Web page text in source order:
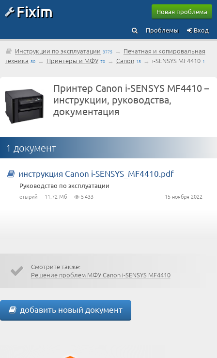
Fixim Новая проблема
Вход
Проблемы
Инструкции по эксплуатации 3775 → Печатная и копировальная
техника 80 → Принтеры и МФУ 70 → Canon 18 → i-SENSYS MF4410 1
Принтер Canon i-SENSYS MF4410 –
инструкции, руководства,
документация
1 документ
инструкция Canon i-SENSYS_MF4410.pdf
Руководство по эксплуатации
15 ноября 2022
етырий 11.72 Мб 5 433
Смотрите также:
Решение проблем МФУ Canon i-SENSYS MF4410
добавить новый документ